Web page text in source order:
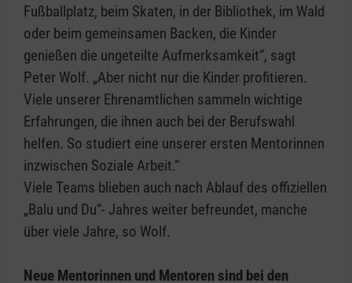
Fußballplatz, beim Skaten, in der Bibliothek, im Wald
oder beim gemeinsamen Backen, die Kinder
genießen die ungeteilte Aufmerksamkeit“, sagt
Peter Wolf. „Aber nicht nur die Kinder profitieren.
Viele unserer Ehrenamtlichen sammeln wichtige
Erfahrungen, die ihnen auch bei der Berufswahl
helfen. So studiert eine unserer ersten Mentorinnen
inzwischen Soziale Arbeit.“
Viele Teams blieben auch nach Ablauf des offiziellen
„Balu und Du“- Jahres weiter befreundet, manche
über viele Jahre, so Wolf.
Neue Mentorinnen und Mentoren sind bei den